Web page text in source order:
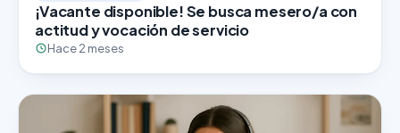
¡Vacante disponible! Se busca mesero/a con
actitud y vocación de servicio
Hace 2 meses